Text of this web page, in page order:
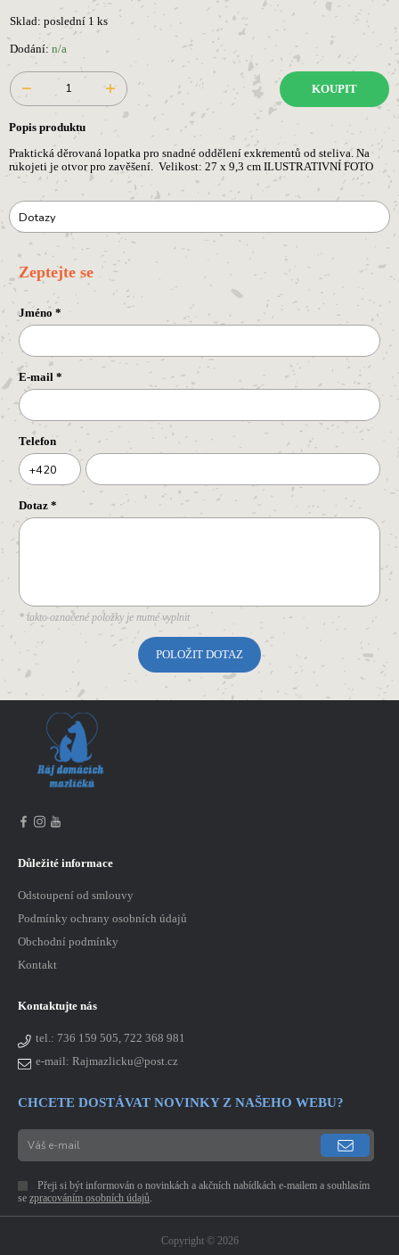
Sklad: poslední 1 ks
Dodání: n/a
KOUPIT
Popis produktu
Praktická děrovaná lopatka pro snadné oddělení exkrementů od steliva. Na
rukojeti je otvor pro zavěšení. Velikost: 27 x 9,3 cm ILUSTRATIVNÍ FOTO
Dotazy
Zeptejte se
Jméno *
E-mail *
Telefon
+420
Dotaz *
* takto označené položky je nutné vyplnit
Důležité informace
Odstoupení od smlouvy
Podmínky ochrany osobních údajů
Obchodní podmínky
Kontakt
Kontaktujte nás
tel.: 736 159 505, 722 368 981
e-mail: Rajmazlicku@post.cz
CHCETE DOSTÁVAT NOVINKY Z NAŠEHO WEBU?
Přeji si být informován o novinkách a akčních nabídkách e-mailem a souhlasím
se zpracováním osobních údajů
Copyright © 2026